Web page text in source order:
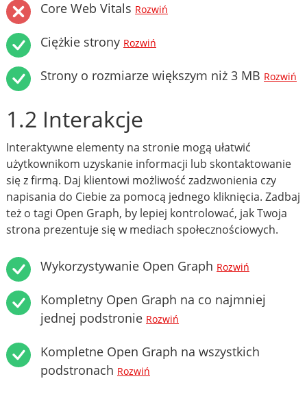
Core Web Vitals Rozwiń
Ciężkie strony Rozwiń
Strony o rozmiarze większym niż 3 MB Rozwiń
1.2 Interakcje
Interaktywne elementy na stronie mogą ułatwić
użytkownikom uzyskanie informacji lub skontaktowanie
się z firmą. Daj klientowi możliwość zadzwonienia czy
napisania do Ciebie za pomocą jednego kliknięcia. Zadbaj
też o tagi Open Graph, by lepiej kontrolować, jak Twoja
strona prezentuje się w mediach społecznościowych.
Wykorzystywanie Open Graph Rozwiń
Kompletny Open Graph na co najmniej
jednej podstronie Rozwiń
Kompletne Open Graph na wszystkich
podstronach Rozwiń